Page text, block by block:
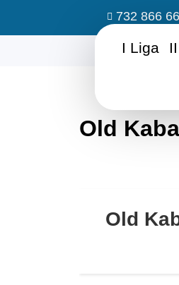
732 866
I Liga
Old
Old